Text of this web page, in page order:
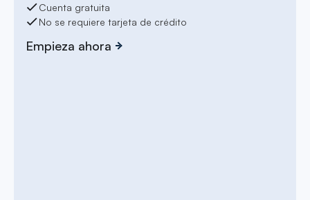
Cuenta gratuita
No se requiere tarjeta de crédito
Empieza ahora